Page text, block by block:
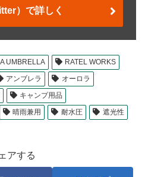
）で詳しく
UMBRELLA
RATEL WORKS
アンブレラ
オーロラ
キャンプ用品
晴雨兼用 耐水圧
遮光性
アする